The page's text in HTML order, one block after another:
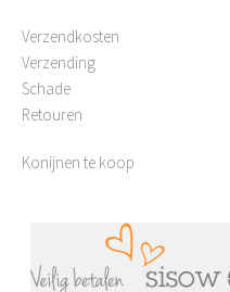
Verzendkosten
Verzending
Schade
Retouren
Konijnen te koop